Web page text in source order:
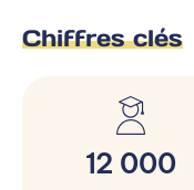
Chiffres clés
12 000